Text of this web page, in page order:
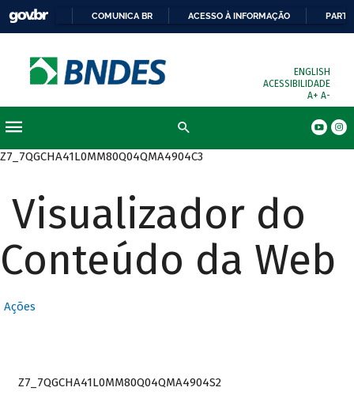
COMUNICA BR ACESSO À INFORMAÇÃO
ENGLISH
ACESSIBILIDADE
A+ A-
Z7_7QGCHA41L0MM80Q04QMA4904C3
Visualizador do
Conteúdo da Web
Ações
Z7_7QGCHA41L0MM80Q04QMA4904S2